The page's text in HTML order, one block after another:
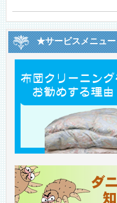
★サービスメニュー